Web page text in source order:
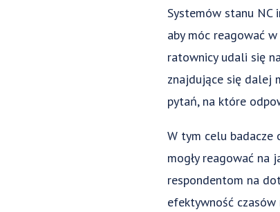
Systemów stanu NC
aby móc reagować
ratownicy udali się
znajdujące się dalej
pytań, na które
W tym celu badacze
mogły reagować na
respondentom na
efektywność